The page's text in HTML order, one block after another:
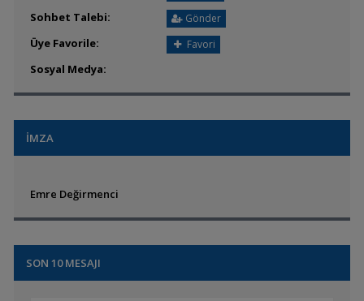
Sohbet Talebi: Gönder
Üye Favorile: Favori
Sosyal Medya:
İMZA
Emre Değirmenci
SON 10 MESAJI